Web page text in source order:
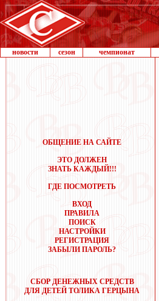
новости сезон чемпионат
ОБЩЕНИЕ НА САЙТЕ
ЭТО ДОЛЖЕН
ЗНАТЬ КАЖДЫЙ!!!
ГДЕ ПОСМОТРЕТЬ
ВХОД
ПРАВИЛА
ПОИСК
НАСТРОЙКИ
РЕГИСТРАЦИЯ
ЗАБЫЛИ ПАРОЛЬ?
СБОР ДЕНЕЖНЫХ СРЕДСТВ
ДЛЯ ДЕТЕЙ ТОЛИКА ГЕРЦЫНА